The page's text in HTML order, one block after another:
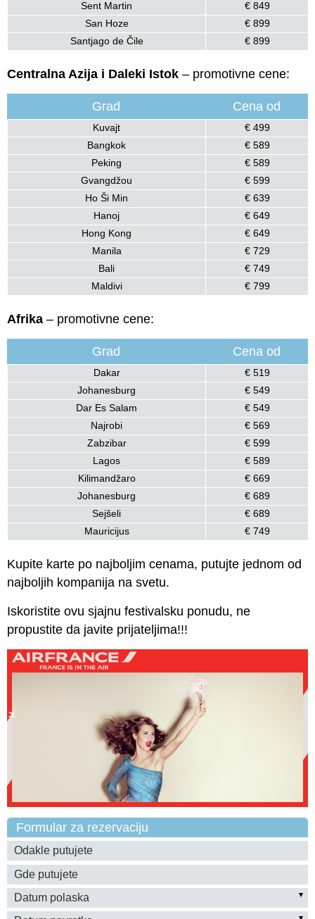
Sent Martin
€ 849
San Hoze
€ 899
Santjago de Čile
€ 899
Centralna Azija i Daleki Istok – promotivne cene:
Grad Cena od
Kuvajt
€ 499
Bangkok
€ 589
Peking
€ 589
Gvangdžou
€ 599
Ho Ši Min
€ 639
Hanoj
€ 649
Hong Kong
€ 649
Manila
€ 729
Bali
€ 749
Maldivi
€ 799
Afrika – promotivne cene:
Grad Cena od
Dakar
€ 519
Johanesburg
€ 549
Dar Es Salam
€ 549
Najrobi
€ 569
Zabzibar
€ 599
Lagos
€ 589
Kilimandžaro
€ 669
Johanesburg
€ 689
Sejšeli
€ 689
Mauricijus
€ 749
Kupite karte po najboljim cenama, putujte jednom od
najboljih kompanija na svetu.
Iskoristite ovu sjajnu festivalsku ponudu, ne
propustite da javite prijateljima!!!
Formular za rezervaciju